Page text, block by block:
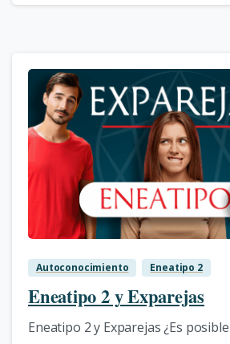
Autoconocimiento Eneatipo 2
Eneatipo 2 y Exparejas
Eneatipo 2 y Exparejas ¿Es